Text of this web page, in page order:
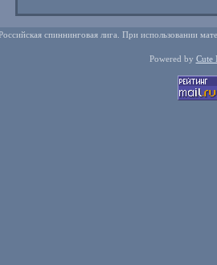
спиннинговая лига. При использовании
Powered by Cute